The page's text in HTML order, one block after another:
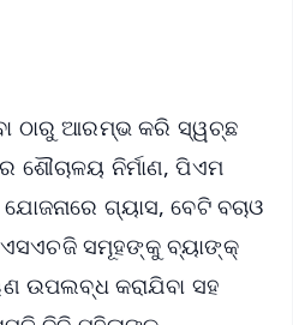
ଠାରୁ ଆରମ୍ଭ କରି ସ୍ୱଚ୍ଛ
ଶୌଚାଳୟ ନିର୍ମାଣ, ପିଏମ
ଗ୍ୟାସ, ବେଟି ବଚାଓ
ଏସଏଚଜି ସମୂହଙ୍କୁ ବ୍ୟାଙ୍କ୍
ଉପଲବ୍ଧ କରାଯିବା ସହ